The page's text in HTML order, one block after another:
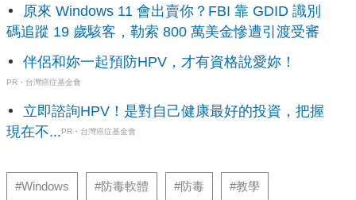
原來 Windows 11 會出賣你？FBI 靠 GDID 識別
碼追蹤 19 歲駭客，勒索 800 萬美金慘遭引渡受審
伴侶和妳一起預防HPV，才有資格說愛妳！
PR・台灣癌症基金會
立即諮詢HPV！是對自己健康最好的投資，把握
現在不...PR・台灣癌症基金會
#Windows #防毒軟體 #防毒 #教學